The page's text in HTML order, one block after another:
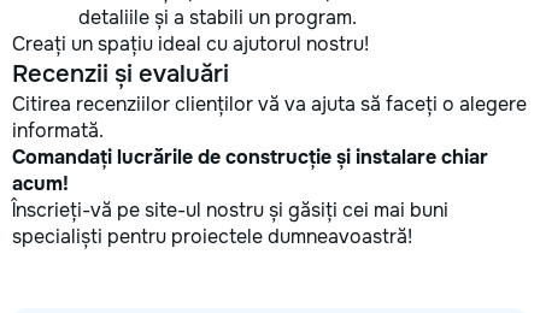
detaliile și a stabili un program.
Creați un spațiu ideal cu ajutorul nostru!
Recenzii și evaluări
Citirea recenziilor clienților vă va ajuta să faceți o alegere
informată.
Comandați lucrările de construcție și instalare chiar
acum!
Înscrieți-vă pe site-ul nostru și găsiți cei mai buni
specialiști pentru proiectele dumneavoastră!